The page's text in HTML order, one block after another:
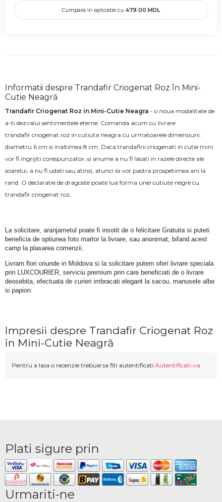
Cumpara in aplicatie cu 479.00 MDL
Informatii despre Trandafir Criogenat Roz în Mini-
Cutie Neagră
Trandafir Criogenat Roz in Mini-Cutie Neagra - o noua modalitate de
a-ti dezvalui sentimentele eterne. Comanda acum cu livrare
trandafir criogenat roz in cutiuta neagra cu urmatoarele dimensiuni:
diametru 6 cm si inaltimea 8 cm. Daca trandafirii criogenati in cutie mini
vor fi ingrijiti corespunzator, si anume a nu fi lasati in razele directe ale
soarelui, a nu fi udati sau atinsi, atunci isi vor pastra prospetimea ani la
rand. O declaratie de dragoste poate lua forma unei cutiute negre cu
trandafir criogenat roz.
La solicitare, aranjametul poate fi insotit de o felicitare Gratuita si puteti
beneficia de optiunea foto martor la livrare, sau anonimat, bifand acest
camp la plasarea comenzii.
Livram flori oriunde in Moldova si la solicitare putem oferi livrare speciala
prin LUXCOURIER, serviciu premium prin care beneficiati de o livrare
deosebita, efectuata de curieri imbracati elegant la sacou, manusele albe
si papion.
Impresii despre Trandafir Criogenat Roz
în Mini-Cutie Neagră
Pentru a lasa o recenzie trebuie sa fiti autentificati Autentificati-va
Plati sigure prin
Urmariti-ne